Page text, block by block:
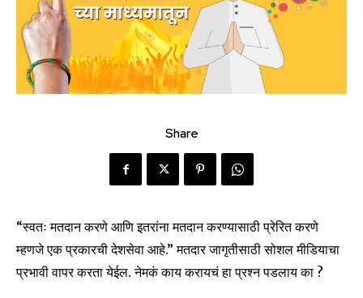
Share
“स्वतः मतदान करणे आणि इतरांना मतदान करण्यासाठी प्रेरित करणे
म्हणजे एक प्रकारची देशसेवा आहे.” मतदार जागृतीसाठी सोशल मीडियाचा
प्रभावी वापर करता येईल. नेमकं काय करायचं हा प्रश्न पडलाय का ?